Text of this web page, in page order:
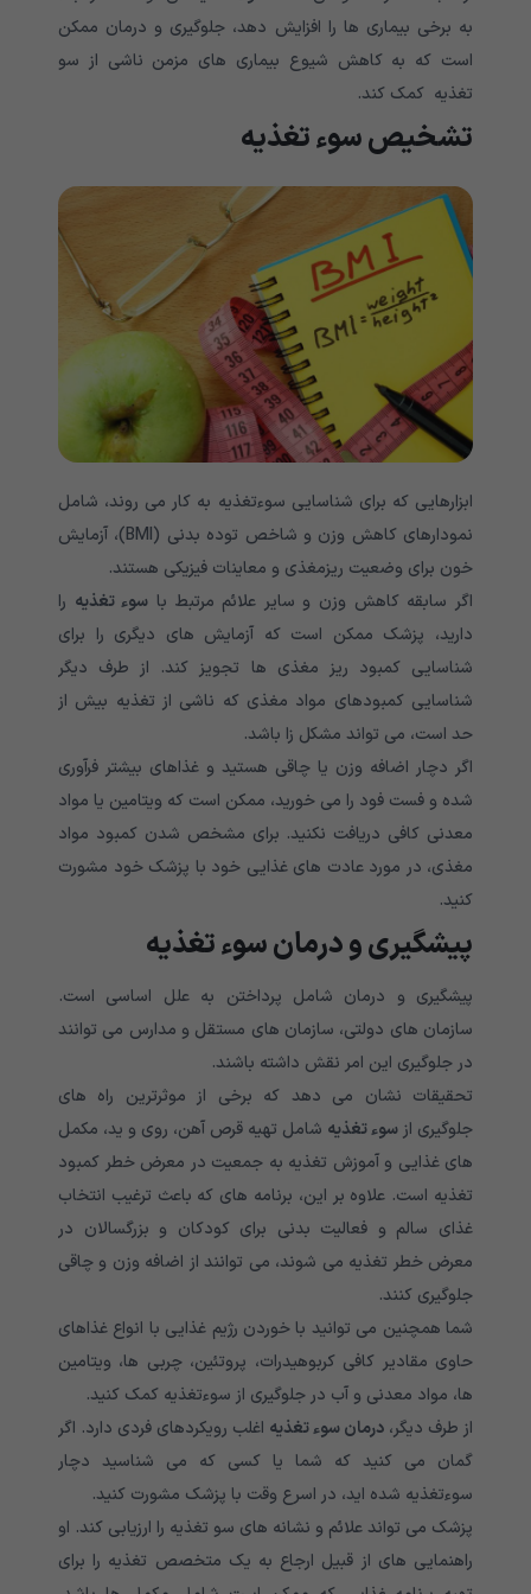
به برخی بیماری ها را افزایش دهد، جلوگیری و درمان ممکن
است که به کاهش شیوع بیماری های مزمن ناشی از سو
تغذیه کمک کند.
تشخیص سوء تغذیه
ابزارهایی که برای شناسایی سوءتغذیه به کار می روند، شامل
نمودارهای کاهش وزن و شاخص توده بدنی (BMI)، آزمایش
خون برای وضعیت ریزمغذی و معاینات فیزیکی هستند.
اگر سابقه کاهش وزن و سایر علائم مرتبط با سوء تغذیه را
دارید، پزشک ممکن است که آزمایش های دیگری را برای
شناسایی کمبود ریز مغذی ها تجویز کند. از طرف دیگر
شناسایی کمبودهای مواد مغذی که ناشی از تغذیه بیش از
حد است، می تواند مشکل زا باشد.
اگر دچار اضافه وزن یا چاقی هستید و غذاهای بیشتر فرآوری
شده و فست فود را می خورید، ممکن است که ویتامین یا مواد
معدنی کافی دریافت نکنید. برای مشخص شدن کمبود مواد
مغذی، در مورد عادت های غذایی خود با پزشک خود مشورت
کنید.
پیشگیری و درمان سوء تغذیه
پیشگیری و درمان شامل پرداختن به علل اساسی است.
سازمان های دولتی، سازمان های مستقل و مدارس می توانند
در جلوگیری این امر نقش داشته باشند.
تحقیقات نشان می دهد که برخی از موثرترین راه های
جلوگیری از سوء تغذیه شامل تهیه قرص آهن، روی و ید، مکمل
های غذایی و آموزش تغذیه به جمعیت در معرض خطر کمبود
تغذیه است. علاوه بر این، برنامه های که باعث ترغیب انتخاب
غذای سالم و فعالیت بدنی برای کودکان و بزرگسالان در
معرض خطر تغذیه می شوند، می توانند از اضافه وزن و چاقی
جلوگیری کنند.
شما همچنین می توانید با خوردن رژیم غذایی با انواع غذاهای
حاوی مقادیر کافی کربوهیدرات، پروتئین، چربی ها، ویتامین
ها، مواد معدنی و آب در جلوگیری از سوءتغذیه کمک کنید.
از طرف دیگر، درمان سوء تغذیه اغلب رویکردهای فردی دارد. اگر
گمان می کنید که شما یا کسی که می شناسید دچار
سوءتغذیه شده اید، در اسرع وقت با پزشک مشورت کنید.
پزشک می تواند علائم و نشانه های سو تغذیه را ارزیابی کند. او
راهنمایی های از قبیل ارجاع به یک متخصص تغذیه را برای